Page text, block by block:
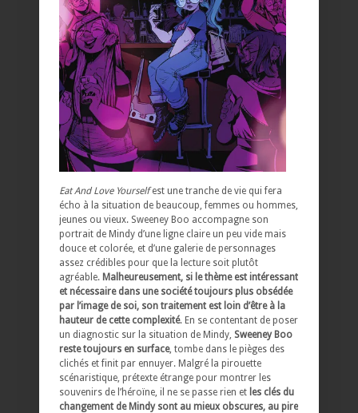
Eat And Love Yourselfest une tranche de vie qui fera
écho à la situation de beaucoup, femmes ou hommes,
jeunes ou vieux. Sweeney Boo accompagne son
portrait de Mindy d’une ligne claire un peu vide mais
douce et colorée, et d’une galerie de personnages
assez crédibles pour que la lecture soit plutôt
agréable. Malheureusement, si le thème est intéressant
et nécessaire dans une société toujours plus obsédée
par l’image de soi, son traitement est loin d’être à la
hauteur de cette complexité. En se contentant de poser
un diagnostic sur la situation de Mindy, Sweeney Boo
reste toujours en surface, tombe dans le pièges des
clichés et finit par ennuyer. Malgré la pirouette
scénaristique, prétexte étrange pour montrer les
souvenirs de l’héroïne, il ne se passe rien et les clés du
changement de Mindy sont au mieux obscures, au pire